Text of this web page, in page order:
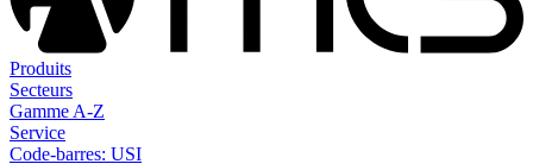
Produits
Secteurs
Gamme A-Z
Service
Code-barres: USI